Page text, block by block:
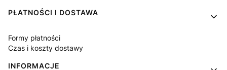
PŁATNOŚCI I DOSTAWA
Formy płatności
Czas i koszty dostawy
INFORMACJE